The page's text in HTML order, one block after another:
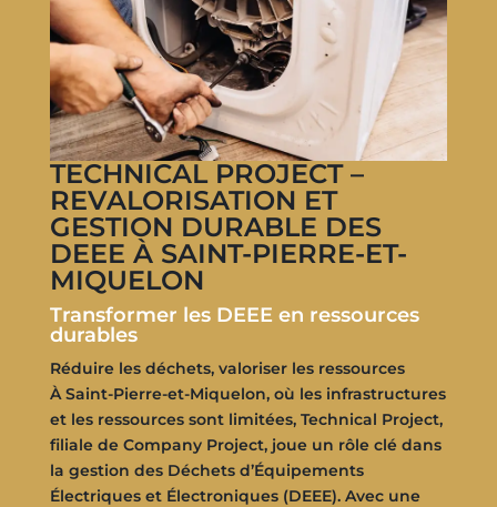
TECHNICAL PROJECT –
REVALORISATION ET
GESTION DURABLE DES
DEEE À SAINT-PIERRE-ET-
MIQUELON
Transformer les DEEE en ressources
durables
Réduire les déchets, valoriser les ressources
À Saint-Pierre-et-Miquelon, où les infrastructures
et les ressources sont limitées, Technical Project,
filiale de Company Project, joue un rôle clé dans
la gestion des Déchets d’Équipements
Électriques et Électroniques (DEEE). Avec une